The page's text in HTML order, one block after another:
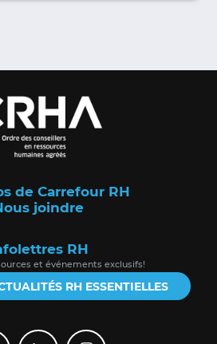
de Carrefour RH
joindre
RH
et événements exclusifs!
RH ESSENTIELLES